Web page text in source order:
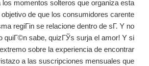
los momentos solteros que organiza esta
de que los consumidores carente
regiГіn se relacione dentro de sГ­. Y no
quiГ©n sabe, quizГЎs surja el amor! Y si
sobre la experiencia de encontrar
a las suscripciones mensuales que